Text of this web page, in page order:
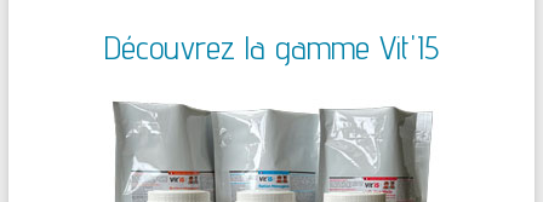
Découvrez la gamme Vit'I5